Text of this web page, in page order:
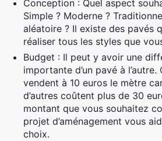
Conception : Quel aspect
Simple ? Moderne ?
aléatoire ? Il existe des pavés
réaliser tous les styles que
Budget : Il peut y avoir une
importante d’un pavé à
vendent à 10 euros le mètre
d’autres coûtent plus de 30
montant que vous souhaitez
projet d’aménagement vous
choix.